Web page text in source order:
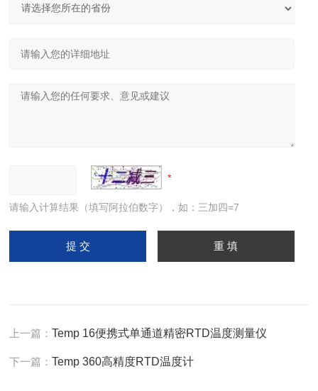
请输入计算结果（填写阿拉伯数字），如：三加四=7
上一篇：Temp 16便携式单通道精密RTD温度测量仪
下一篇：Temp 360高精度RTD温度计